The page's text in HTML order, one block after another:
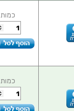
כמות
כמות